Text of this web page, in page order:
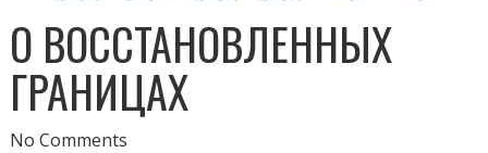
О ВОССТАНОВЛЕННЫХ
ГРАНИЦАХ
No Comments